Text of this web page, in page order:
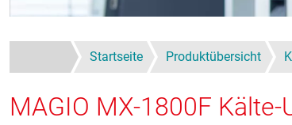
Startseite Produktübersicht
MAGIO MX-1800F